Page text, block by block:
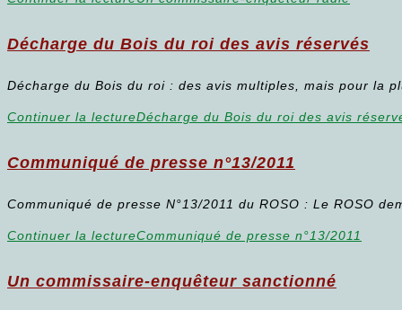
Décharge du Bois du roi des avis réservés
Décharge du Bois du roi : des avis multiples, mais pour la
Continuer la lectureDécharge du Bois du roi des avis
Communiqué de presse n°13/2011
Communiqué de presse N°13/2011 du ROSO : Le ROSO
Continuer la lectureCommuniqué de presse n°13/2011
Un commissaire-enquêteur sanctionné